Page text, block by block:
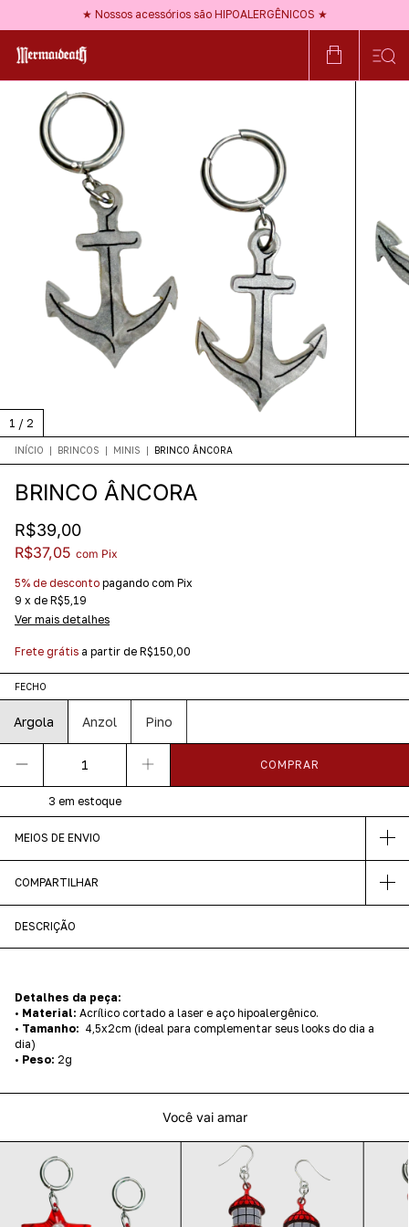
★ Nossos acessórios são HIPOALERGÊNICOS ★
★ Frete GRÁTIS a partir de R$150 ★
1 / 2
INÍCIO | BRINCOS | MINIS | BRINCO ÂNCORA
BRINCO ÂNCORA
R$39,00
R$37,05 com Pix
5% de desconto pagando com Pix
9 x de R$5,19
Ver mais detalhes
Frete grátis a partir de R$150,00
FECHO
Argola Anzol Pino
3 em estoque
MEIOS DE ENVIO
COMPARTILHAR
DESCRIÇÃO
Detalhes da peça:
• Material: Acrílico cortado a laser e aço hipoalergênico.
• Tamanho: 4,5x2cm (ideal para complementar seus looks do dia a
dia)
• Peso: 2g
Você vai amar